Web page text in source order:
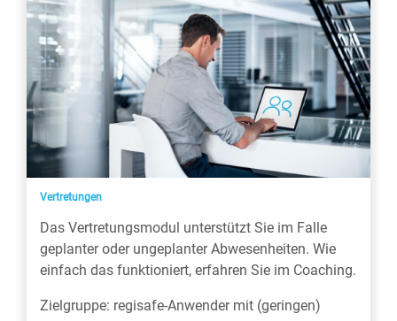
Vertretungen
Das Vertretungsmodul unterstützt Sie im Falle
geplanter oder ungeplanter Abwesenheiten. Wie
einfach das funktioniert, erfahren Sie im Coaching.
Zielgruppe: regisafe-Anwender mit (geringen)